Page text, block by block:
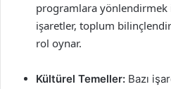
programlara yönlendirmek
işaretler, toplum
rol oynar.
Kültürel Temeller: Bazı